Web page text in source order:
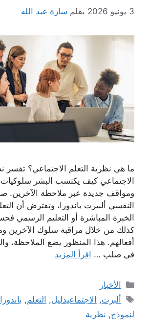
3 يونيو 2026 بقلم سارة عبد الله
ما هي نظرية التعلم الاجتماعي؟ تفسر
الاجتماعي كيف يكتسب البشر
ومواقف جديدة عبر ملاحظة الآخرين.
النفسي ألبيرت باندورا، وتفترض أن
الخبرة المباشرة أو التعليم الرسمي
كذلك من خلال مراقبة سلوك الآخرين
أفعالهم. هذا المنظور يضع الملاحظة،
في صلب … اقرأ المزيد
التصنيفات
الأخبار
الوسوم
ألبرت, الاجتماعيدليل, التعلم, باندورا
لنموذج, نظرية